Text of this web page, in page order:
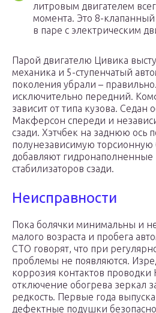
литровым двигателем
момента. Это 8-
в паре с электрическим
Парой двигателю Цивика
механика и 5-ступенчатый
поколения убрали –
исключительно передний.
зависит от типа кузова. Седан
Макферсон спереди и
сзади. Хэтчбек на заднюю ось
полунезависимую торсионную
добавляют гидронаполненные
стабилизаторов сзади.
Неисправности
Пока болячки минимальны и
малого возраста и пробега
СТО говорят, что при
проблемы не появляются.
коррозия контактов проводки
отключение обогрева зеркал
редкость. Первые года
дефектные подушки